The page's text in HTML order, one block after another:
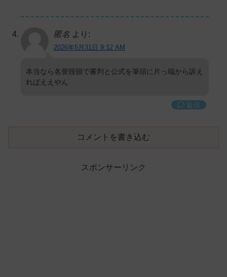
匿名 より:
2026年5月31日 9:12 AM
本当なら名誉毀損で審判と公式を筆頭に片っ端から訴え
ればええやん
返信
コメントを書き込む
スポンサーリンク